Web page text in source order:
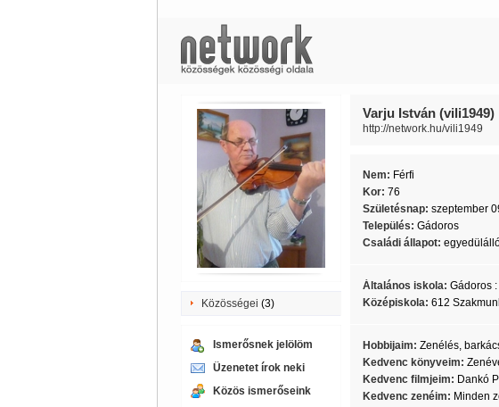
Közösségei (3)
Ismerősnek jelölöm
Üzenetet írok neki
Közös ismerőseink
Varju István (vili1949)
http://network.hu/vili1949
Nem: Férfi
Kor: 76
Születésnap: szeptember
Település: Gádoros
Családi állapot:
Általános iskola: Gádoros
Középiskola: 612
Hobbijaim: Zenélés,
Kedvenc könyveim:
Kedvenc filmjeim: Dankó
Kedvenc zenéim: Minden